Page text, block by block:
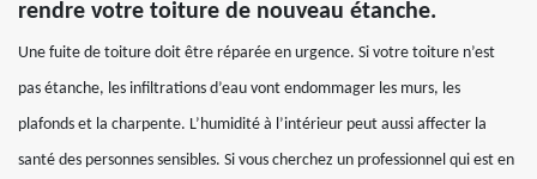
rendre votre toiture de nouveau étanche.
Une fuite de toiture doit être réparée en urgence. Si votre toiture n’est
pas étanche, les infiltrations d’eau vont endommager les murs, les
plafonds et la charpente. L’humidité à l’intérieur peut aussi affecter la
santé des personnes sensibles. Si vous cherchez un professionnel qui est en